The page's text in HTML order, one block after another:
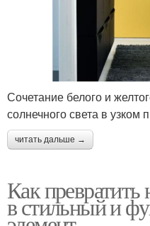
Сочетание белого и
солнечного света в узком
читать дальше →
Как
в стильный и